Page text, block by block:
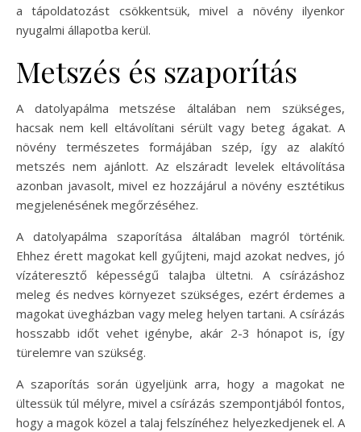
a tápoldatozást csökkentsük, mivel a növény ilyenkor
nyugalmi állapotba kerül.
Metszés és szaporítás
A datolyapálma metszése általában nem szükséges,
hacsak nem kell eltávolítani sérült vagy beteg ágakat. A
növény természetes formájában szép, így az alakító
metszés nem ajánlott. Az elszáradt levelek eltávolítása
azonban javasolt, mivel ez hozzájárul a növény esztétikus
megjelenésének megőrzéséhez.
A datolyapálma szaporítása általában magról történik.
Ehhez érett magokat kell gyűjteni, majd azokat nedves, jó
vízáteresztő képességű talajba ültetni. A csírázáshoz
meleg és nedves környezet szükséges, ezért érdemes a
magokat üvegházban vagy meleg helyen tartani. A csírázás
hosszabb időt vehet igénybe, akár 2-3 hónapot is, így
türelemre van szükség.
A szaporítás során ügyeljünk arra, hogy a magokat ne
ültessük túl mélyre, mivel a csírázás szempontjából fontos,
hogy a magok közel a talaj felszínéhez helyezkedjenek el. A